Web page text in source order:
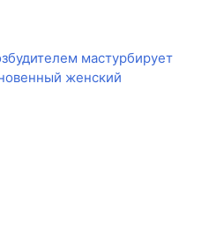
мастурбирует
женский